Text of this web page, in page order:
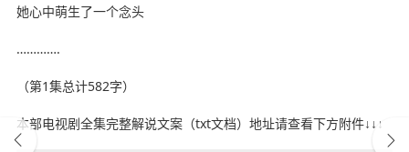
她心中萌生了一个念头
………….
（第1集总计582字）
本部电视剧全集完整解说文案（txt文档）地址请查看下方附件↓↓↓